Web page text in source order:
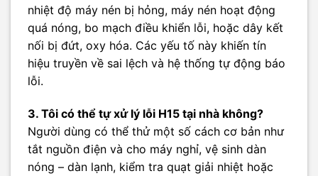
nhiệt độ máy nén bị hỏng, máy nén hoạt động
quá nóng, bo mạch điều khiển lỗi, hoặc dây kết
nối bị đứt, oxy hóa. Các yếu tố này khiến tín
hiệu truyền về sai lệch và hệ thống tự động báo
lỗi.
3. Tôi có thể tự xử lý lỗi H15 tại nhà không?
Người dùng có thể thử một số cách cơ bản như
tắt nguồn điện và cho máy nghỉ, vệ sinh dàn
nóng – dàn lạnh, kiểm tra quạt giải nhiệt hoặc